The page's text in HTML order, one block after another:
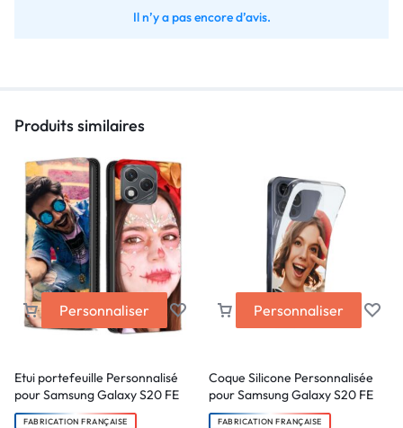
Il n’y a pas encore d’avis.
Produits similaires
Personnaliser
Etui portefeuille Personnalisé
pour Samsung Galaxy S20 FE
FABRICATION FRANÇAISE
Personnaliser
Coque Silicone Personnalisée
pour Samsung Galaxy S20 FE
FABRICATION FRANÇAISE